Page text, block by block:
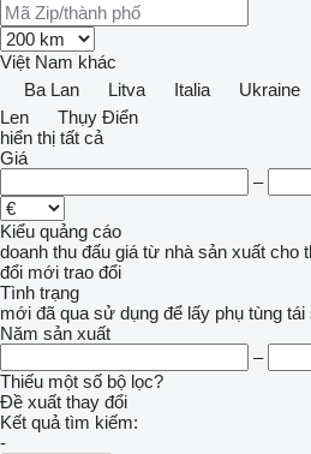
Việt Nam khác
Ba Lan
Litva Italia Ukraine
Len
Thụy Điển
hiển thị tất cả
Giá
–
Kiểu quảng cáo
doanh thu đấu giá từ nhà sản xuất cho
đổi mới trao đổi
Tình trạng
mới đã qua sử dụng để lấy phụ tùng tái
Năm sản xuất
–
Thiếu một số bộ lọc?
Đề xuất thay đổi
Kết quả tìm kiếm:
-